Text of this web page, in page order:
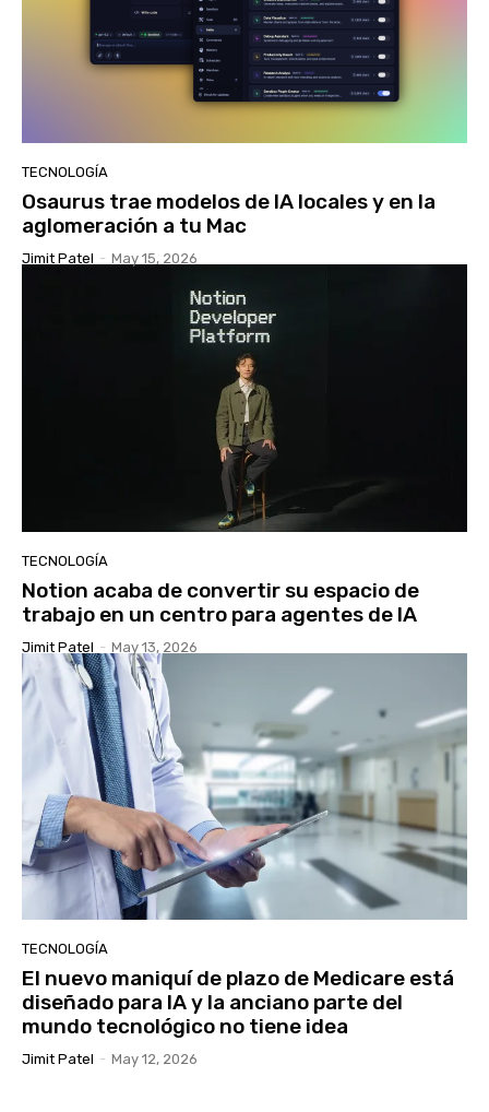
TECNOLOGÍA
Osaurus trae modelos de IA locales y en la
aglomeración a tu Mac
Jimit Patel - May 15, 2026
TECNOLOGÍA
Notion acaba de convertir su espacio de
trabajo en un centro para agentes de IA
Jimit Patel - May 13, 2026
TECNOLOGÍA
El nuevo maniquí de plazo de Medicare está
diseñado para IA y la anciano parte del
mundo tecnológico no tiene idea
Jimit Patel - May 12, 2026